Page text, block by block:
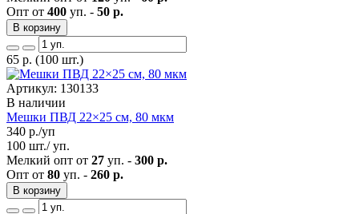
Опт от 400 уп. - 50 р.
В корзину
65 р. (100 шт.)
Артикул: 130133
В наличии
Мешки ПВД 22×25 см, 80 мкм
340 р./уп
100 шт./ уп.
Мелкий опт от 27 уп. - 300 р.
Опт от 80 уп. - 260 р.
В корзину